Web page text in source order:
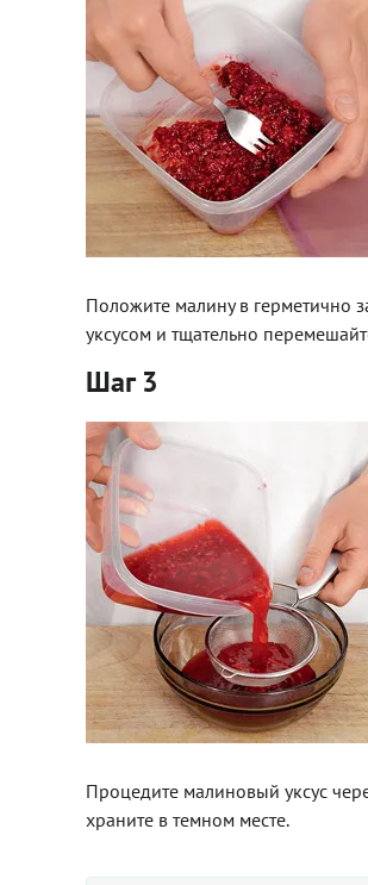
Положите малину в герметично
уксусом и тщательно
Шаг 3
Процедите малиновый уксус
храните в темном месте.